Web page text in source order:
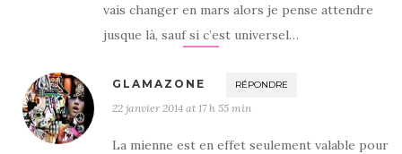
vais changer en mars alors je pense attendre
jusque là, sauf si c’est universel…
GLAMAZONE RÉPONDRE
22 janvier 2014 at 17 h 55 min
La mienne est en effet seulement valable pour